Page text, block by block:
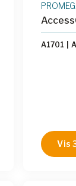
A1701
Vis